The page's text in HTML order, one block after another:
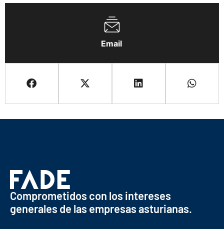
Email
Comprometidos con los intereses
generales de las empresas asturianas.